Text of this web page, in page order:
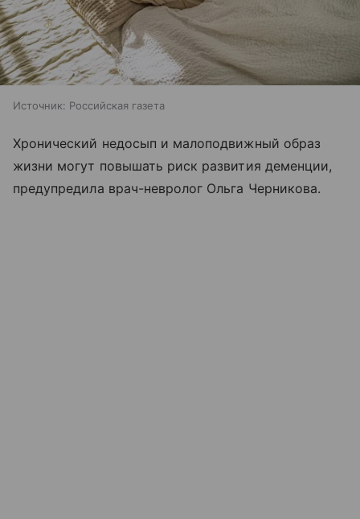
Источник: Российская газета
Хронический недосып и малоподвижный образ
жизни могут повышать риск развития деменции,
предупредила врач-невролог Ольга Черникова.